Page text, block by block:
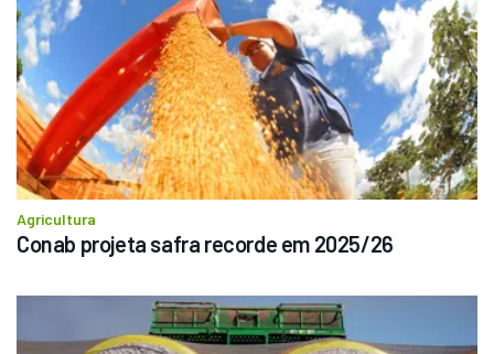
Agricultura
Conab projeta safra recorde em 2025/26